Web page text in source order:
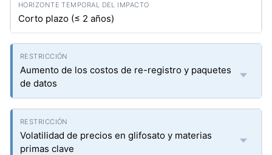
Corto plazo (≤ 2 años)
Aumento de los costos de re-registro y paquetes
de datos
Volatilidad de precios en glifosato y materias
primas clave